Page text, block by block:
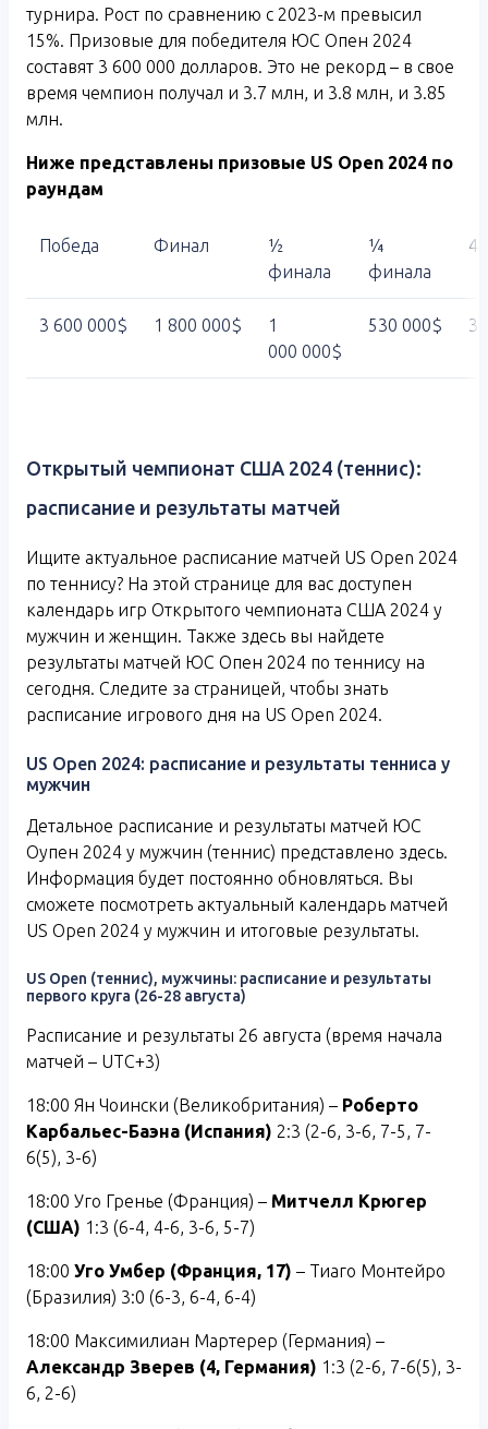
турнира. Рост по сравнению с 2023-м превысил
15%. Призовые для победителя ЮС Опен 2024
составят 3 600 000 долларов. Это не рекорд – в свое
время чемпион получал и 3.7 млн, и 3.8 млн, и 3.85
млн.
Ниже представлены призовые US Open 2024 по
раундам
Победа Финал
½
финала
¼
финала
4-
3 600 000$ 1 800 000$
1
000 000$
530 000$
Открытый чемпионат США 2024 (теннис):
расписание и результаты матчей
Ищите актуальное расписание матчей US Open 2024
по теннису? На этой странице для вас доступен
календарь игр Открытого чемпионата США 2024 у
мужчин и женщин. Также здесь вы найдете
результаты матчей ЮС Опен 2024 по теннису на
сегодня. Следите за страницей, чтобы знать
расписание игрового дня на US Open 2024.
US Open 2024: расписание и результаты тенниса у
мужчин
Детальное расписание и результаты матчей ЮС
Оупен 2024 у мужчин (теннис) представлено здесь.
Информация будет постоянно обновляться. Вы
сможете посмотреть актуальный календарь матчей
US Open 2024 у мужчин и итоговые результаты.
US Open (теннис), мужчины: расписание и результаты
первого круга (26-28 августа)
Расписание и результаты 26 августа (время начала
матчей – UTC+3)
18:00 Ян Чоински (Великобритания) – Роберто
Карбальес-Баэна (Испания) 2:3 (2-6, 3-6, 7-5, 7-
6(5), 3-6)
18:00 Уго Гренье (Франция) – Митчелл Крюгер
(США) 1:3 (6-4, 4-6, 3-6, 5-7)
18:00 Уго Умбер (Франция, 17) – Тиаго Монтейро
(Бразилия) 3:0 (6-3, 6-4, 6-4)
18:00 Максимилиан Мартерер (Германия) –
Александр Зверев (4, Германия) 1:3 (2-6, 7-6(5), 3-
6, 2-6)